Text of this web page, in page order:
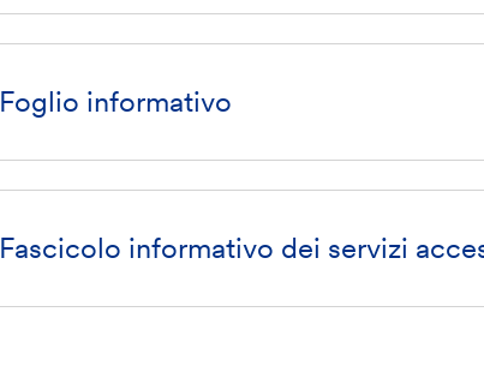
Foglio informativo
Fascicolo informativo dei servizi